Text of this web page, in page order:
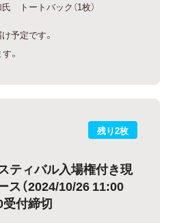
トートバック（1枚）
予定です。
。
残り2枚
ィバル入場権付き現
ス（2024/10/26 11:00
付締切